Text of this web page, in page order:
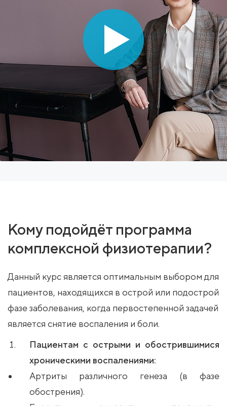
Кому подойдёт программа
комплексной физиотерапии?
Данный курс является оптимальным выбором для
пациентов, находящихся в острой или подострой
фазе заболевания, когда первостепенной задачей
является снятие воспаления и боли.
Пациентам с острыми и обострившимися
хроническими воспалениями:
Артриты различного генеза (в фазе
обострения).